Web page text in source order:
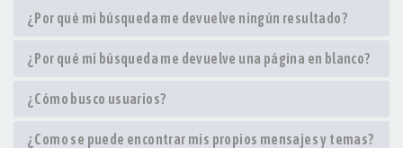
¿Por qué mi búsqueda me devuelve ningún resultado?
¿Por qué mi búsqueda me devuelve una página en blanco?
¿Cómo busco usuarios?
¿Como se puede encontrar mis propios mensajes y temas?